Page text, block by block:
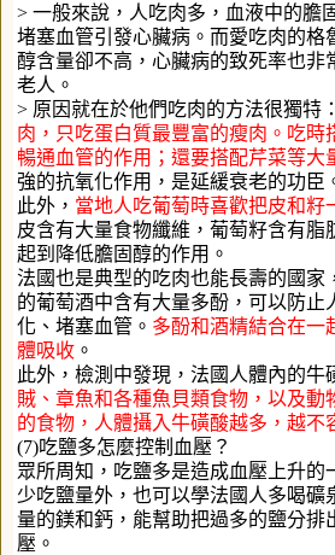
> 一般來說，人吃肉多，血液中的膽
堵塞血管引發心臟病。而愛吃肉的格
醇含量卻不高，心臟病的致死率也非
老人。
> 原因就在於他們吃肉的方法很獨特：
肉，只吃蛋白質最豐富的瘦肉。吃時
暢通血管的作用；還要搭配芹菜等大
強的抗氧化作用，是延緩衰老的功臣
此外， 當地人吃葡萄時喜歡把皮和籽
皮含有大量食物纖維，葡萄籽含有脂
起到降低膽固醇的作用。
法國也是典型的吃肉也能長壽的國家
的葡萄酒中含有大量多酚，可以防止
化、堵塞血管。 多酚和酒精結合在一
體吸收 。
此外，檢測中發現，法國人體內的牛
賊、章魚和各種魚貝類食物，以及動
的食物，人體攝入牛磺酸越多，越不
(7)吃鹽多怎麼控制血壓？
眾所周知，吃鹽多是造成血壓上升的
少吃鹽量外，也可以學法國人多喝礦
量的鎂和鈣，能幫助把過多的鹽分排
壓。